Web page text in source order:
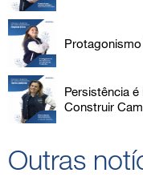
Persistência
Construir
Outras